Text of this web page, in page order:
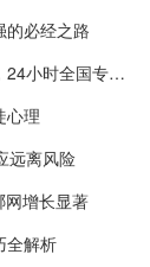
的必经之路
股市上杠杆什么意思？第三方托管安全可靠，24小时全国专业解答！多地服务
心理
远离风险
网增长显著
全解析